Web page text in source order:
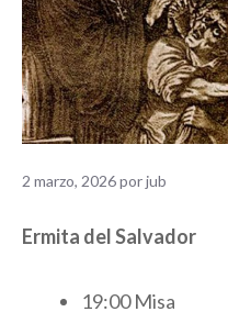
2 marzo, 2026porjub
Ermita del Salvador
19:00 Misa